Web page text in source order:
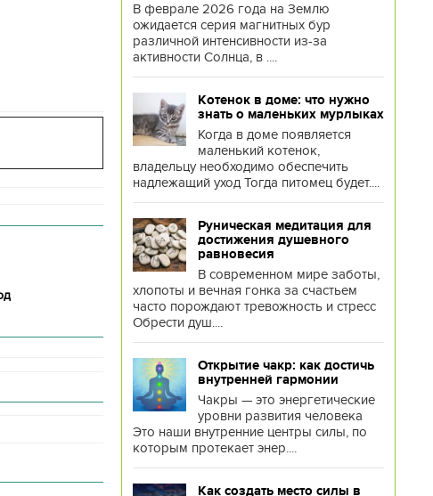
В феврале 2026 года на Землю
ожидается серия магнитных бур
различной интенсивности из-за
активности Солнца, в ....
Котенок в доме: что нужно
знать о маленьких мурлыках
Когда в доме появляется
маленький котенок,
владельцу необходимо обеспечить
надлежащий уход Тогда питомец будет....
Руническая медитация для
достижения душевного
равновесия
В современном мире заботы,
хлопоты и вечная гонка за счастьем
часто порождают тревожность и стресс
Обрести душ....
Открытие чакр: как достичь
внутренней гармонии
Чакры — это энергетические
уровни развития человека
Это наши внутренние центры силы, по
которым протекает энер....
Как создать место силы в